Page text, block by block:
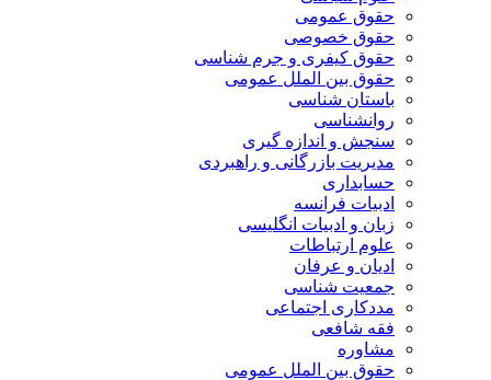
حقوق عمومی
حقوق خصوصی
حقوق کیفری و جرم شناسی
حقوق بین الملل عمومی
باستان شناسی
روانشناسی
سنجش و اندازه گیری
مدیریت بازرگانی و راهبردی
حسابداری
ادبیات فرانسه
زبان و ادبیات انگلیسی
علوم ارتباطات
ادیان و عرفان
جمعیت شناسی
مددکاری اجتماعی
فقه شافعی
مشاوره
حقوق بین الملل عمومی